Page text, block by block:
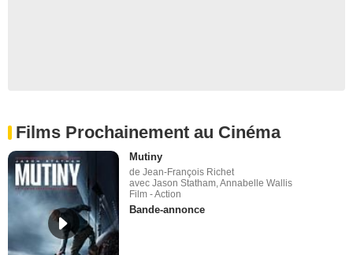
Films Prochainement au Cinéma
Mutiny
de Jean-François Richet
avec Jason Statham, Annabelle Wallis
Film - Action
Bande-annonce